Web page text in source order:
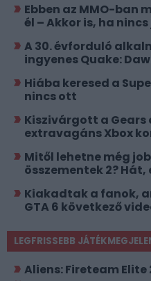
Ebben az MMO-ban
él – Akkor is, ha
A 30. évforduló
ingyenes Quake:
Hiába keresed a
nincs ott
Kiszivárgott a Gears
extravagáns Xbox
Mitől lehetne még
összementek 2?
Kiakadtak a fanok,
GTA 6 következő
LEGFRISSEBB
Aliens: Fireteam Elite